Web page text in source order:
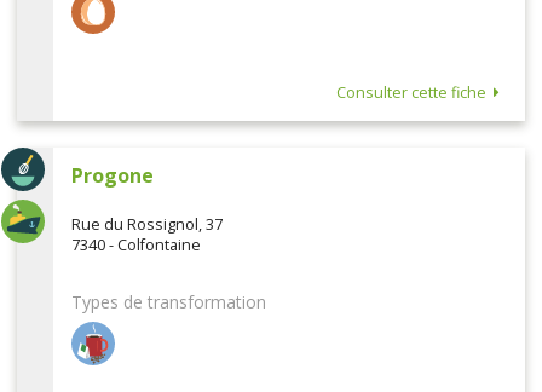
Consulter cette fiche
Progone
Rue du Rossignol, 37
7340 - Colfontaine
Types de transformation